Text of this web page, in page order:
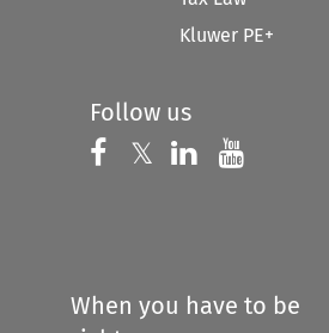
Kluwer PE+
Follow us
Follow us on
𝕏 Follow us on
Follow us
When you have to be